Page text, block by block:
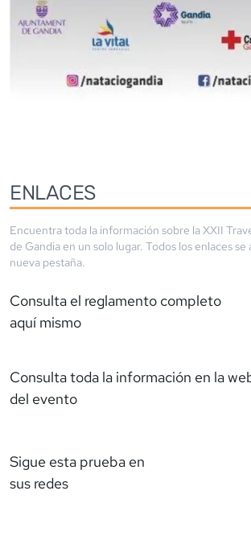
ENLACES
Encuentra toda la información sobre laXXII
de Gandia en un solo lugar. Todos los enlaces se
nueva pestaña.
Consulta el reglamento completo
aquí mismo
Consulta toda la información en la
del evento
Sigue esta prueba en
sus redes